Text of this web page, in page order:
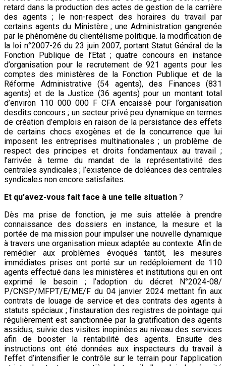
retard dans la production des actes de gestion de la carrière
des agents ; le non-respect des horaires du travail par
certains agents du Ministère ; une Administration gangrenée
par le phénomène du clientélisme politique. la modification de
la loi n°2007-26 du 23 juin 2007, portant Statut Général de la
Fonction Publique de l’Etat ; quatre concours en instance
d’organisation pour le recrutement de 921 agents pour les
comptes des ministères de la Fonction Publique et de la
Réforme Administrative (54 agents), des Finances (831
agents) et de la Justice (36 agents) pour un montant total
d’environ 110 000 000 F CFA encaissé pour l’organisation
desdits concours ; un secteur privé peu dynamique en termes
de création d’emplois en raison de la persistance des effets
de certains chocs exogènes et de la concurrence que lui
imposent les entreprises multinationales ; un problème de
respect des principes et droits fondamentaux au travail ;
l’arrivée à terme du mandat de la représentativité des
centrales syndicales ; l’existence de doléances des centrales
syndicales non encore satisfaites.
Et qu’avez-vous fait face à une telle situation ?
Dès ma prise de fonction, je me suis attelée à prendre
connaissance des dossiers en instance, la mesure et la
portée de ma mission pour impulser une nouvelle dynamique
à travers une organisation mieux adaptée au contexte. Afin de
remédier aux problèmes évoqués tantôt, les mesures
immédiates prises ont porté sur un redéploiement de 110
agents effectué dans les ministères et institutions qui en ont
exprimé le besoin ; l’adoption du décret N°2024-08/
P/CNSP/MFPT/E/ME/F du 04 janvier 2024 mettant fin aux
contrats de louage de service et des contrats des agents à
statuts spéciaux ; l’instauration des registres de pointage qui
régulièrement est sanctionnée par la gratification des agents
assidus, suivie des visites inopinées au niveau des services
afin de booster la rentabilité des agents. Ensuite des
instructions ont été données aux inspecteurs du travail à
l’effet d’intensifier le contrôle sur le terrain pour l’application